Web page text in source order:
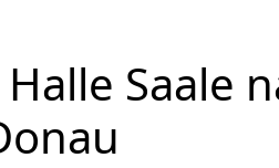
Saale